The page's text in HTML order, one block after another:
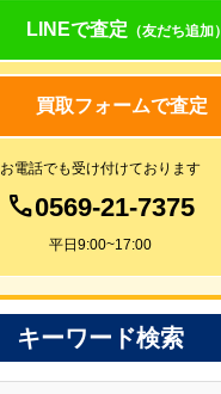
LINEで査定 （友だち追加）
買取フォームで査定
お電話でも受け付けております
0569-21-7375
平日9:00~17:00
キーワード検索